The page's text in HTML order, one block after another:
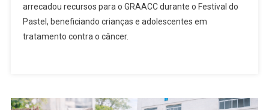
Em
Barueri
Arrecada
Combate
arrecadou recursos para o GRAACC durante o Festival do
Pastel, beneficiando crianças e adolescentes em
tratamento contra o câncer.